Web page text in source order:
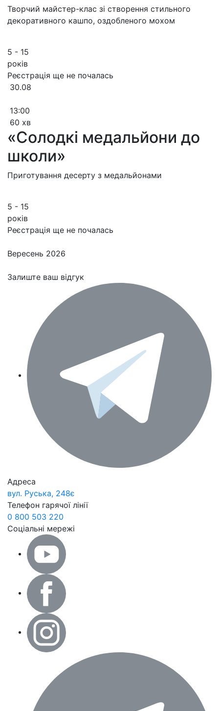
Творчий майстер-клас зі створення стильного
декоративного кашпо, оздобленого мохом
5 - 15
років
Реєстрація ще не почалась
30.08
13:00
60 хв
«Солодкі медальйони до
школи»
Приготування десерту з медальйонами
5 - 15
років
Реєстрація ще не почалась
Вересень 2026
Залиште ваш відгук
Адреса
вул. Руська, 248є
Телефон гарячої лінії
0 800 503 220
Соціальні мережі